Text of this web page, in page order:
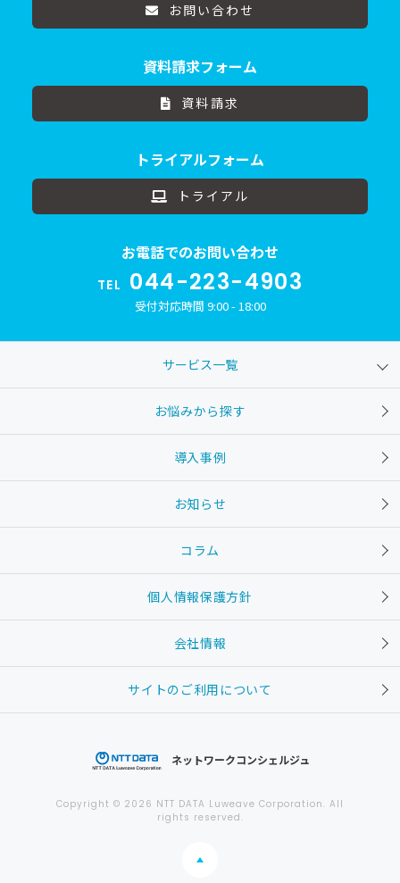
お問い合わせ
資料請求フォーム
資料請求
トライアルフォーム
トライアル
お電話でのお問い合わせ
TEL 044-223-4903
受付対応時間 9:00 - 18:00
サービス一覧
お悩みから探す
導入事例
お知らせ
コラム
個人情報保護方針
会社情報
サイトのご利用について
ネットワークコンシェルジュ
Copyright © 2026 NTT DATA Luweave Corporation. All
rights reserved.